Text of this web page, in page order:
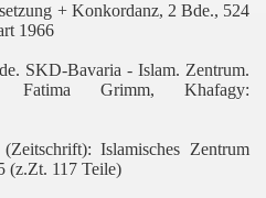
+ Konkordanz, 2 Bde., 524
1966
SKD-Bavaria - Islam. Zentrum.
Grimm, Khafagy:
Islamisches Zentrum
(z.Zt. 117 Teile)